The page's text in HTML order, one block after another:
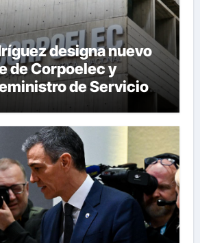
designa nuevo
de Corpoelec y
de Servicios